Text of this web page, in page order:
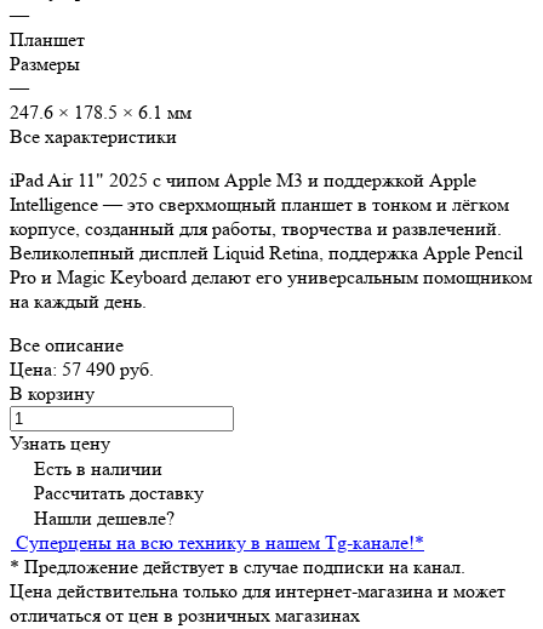
—
Планшет
Размеры
—
247.6 × 178.5 × 6.1 мм
Все характеристики
iPad Air 11" 2025 с чипом Apple M3 и поддержкой Apple
Intelligence — это сверхмощный планшет в тонком и лёгком
корпусе, созданный для работы, творчества и развлечений.
Великолепный дисплей Liquid Retina, поддержка Apple Pencil
Pro и Magic Keyboard делают его универсальным помощником
на каждый день.
Все описание
Цена: 57 490 руб.
В корзину
Узнать цену
Есть в наличии
Рассчитать доставку
Нашли дешевле?
Суперцены на всю технику в нашем Tg-канале!*
* Предложение действует в случае подписки на канал.
Цена действительна только для интернет-магазина и может
отличаться от цен в розничных магазинах